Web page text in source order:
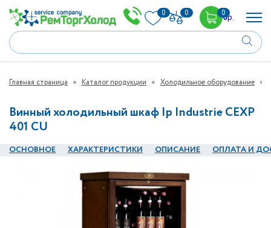
0 0 00р.
Главная страница Каталог продукции Холодильное оборудование
Винный холодильный шкаф Ip Industrie CEXP
401 CU
ОСНОВНОЕ ХАРАКТЕРИСТИКИ ОПИСАНИЕ ОПЛАТА И